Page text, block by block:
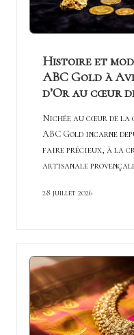
Histoire et
ABC Gold à
d’Or au cœur
Nichée au cœur de la
ABC Gold incarne
faire précieux, à la
artisanale
28 juillet 2026